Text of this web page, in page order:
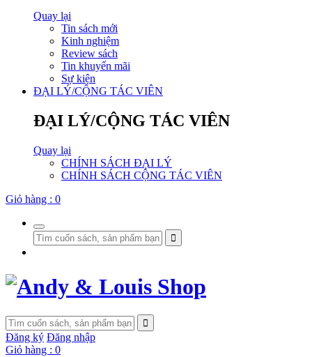
Quay lại
Tin sách mới
Kinh nghiệm
Review sách
Tin khuyến mãi
Sự kiện
ĐẠI LÝ/CỘNG TÁC VIÊN
ĐẠI LÝ/CỘNG TÁC VIÊN
Quay lại
CHÍNH SÁCH ĐẠI LÝ
CHÍNH SÁCH CỘNG TÁC VIÊN
Giỏ hàng : 0
Đăng ký Đăng nhập
Giỏ hàng : 0